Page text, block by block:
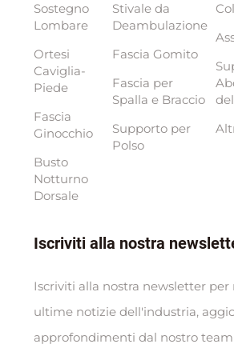
Sostegno
Lombare
Ortesi
Caviglia-
Piede
Fascia
Ginocchio
Busto
Notturno
Dorsale
Stivale da
Deambulazione
Fascia Gomito
Fascia per
Spalla e Braccio
Supporto per
Polso
Iscriviti alla nostra
Iscriviti alla nostra newsletter per
ultime notizie dell'industria,
approfondimenti dal nostro